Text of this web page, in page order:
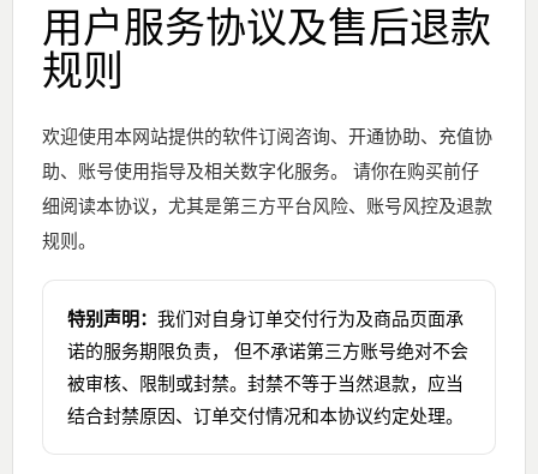
用户服务协议及售后退款
规则
欢迎使用本网站提供的软件订阅咨询、开通协助、充值协
助、账号使用指导及相关数字化服务。 请你在购买前仔
细阅读本协议，尤其是第三方平台风险、账号风控及退款
规则。
特别声明： 我们对自身订单交付行为及商品页面承
诺的服务期限负责， 但不承诺第三方账号绝对不会
被审核、限制或封禁。封禁不等于当然退款，应当
结合封禁原因、订单交付情况和本协议约定处理。